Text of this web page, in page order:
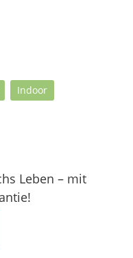
Indoor
Leben – mit